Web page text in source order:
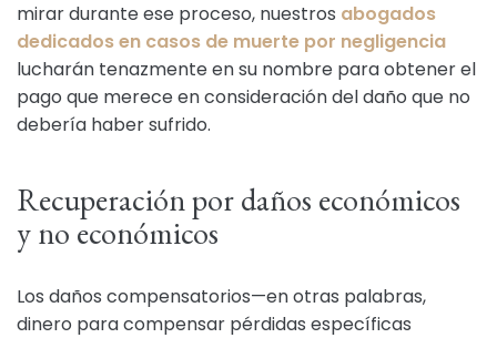
mirar durante ese proceso, nuestros abogados
dedicados en casos de muerte por negligencia
lucharán tenazmente en su nombre para obtener el
pago que merece en consideración del daño que no
debería haber sufrido.
Recuperación por daños económicos
y no económicos
Los daños compensatorios—en otras palabras,
dinero para compensar pérdidas específicas